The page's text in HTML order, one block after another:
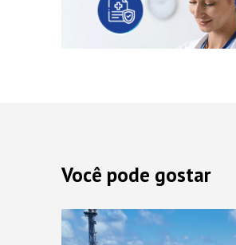
Você pode gostar